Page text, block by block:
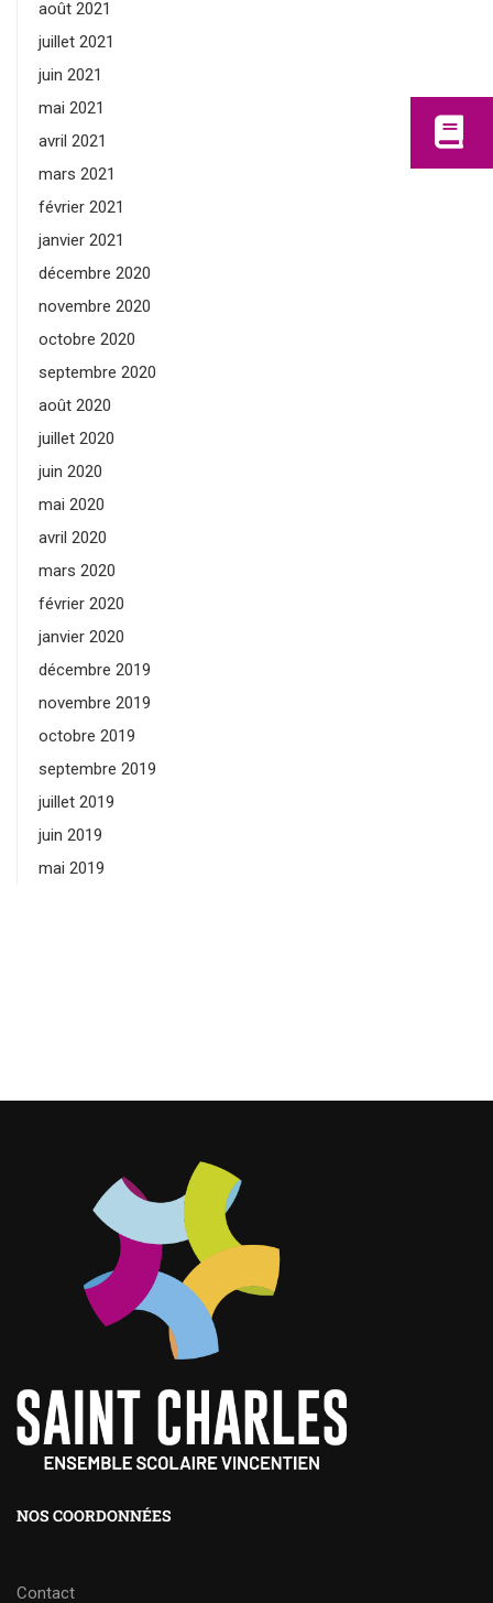
août 2021
juillet 2021
juin 2021
mai 2021
avril 2021
mars 2021
février 2021
janvier 2021
décembre 2020
novembre 2020
octobre 2020
septembre 2020
août 2020
juillet 2020
juin 2020
mai 2020
avril 2020
mars 2020
février 2020
janvier 2020
décembre 2019
novembre 2019
octobre 2019
septembre 2019
juillet 2019
juin 2019
mai 2019
NOS COORDONNÉES
Contact